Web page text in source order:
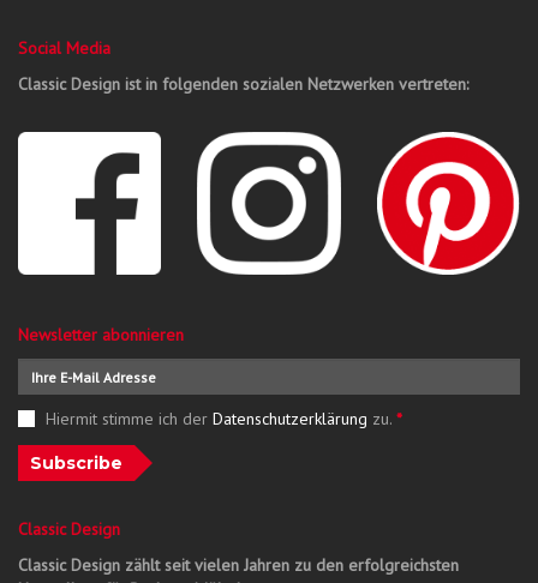
Social Media
Classic Design ist in folgenden sozialen Netzwerken vertreten:
Newsletter abonnieren
Hiermit stimme ich der Datenschutzerklärung zu. *
Subscribe
Classic Design
Classic Design zählt seit vielen Jahren zu den erfolgreichsten